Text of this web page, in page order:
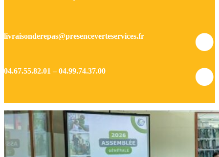
livraisonderepas@presenceverteservices.fr
04.67.55.82.01 – 04.99.74.37.00